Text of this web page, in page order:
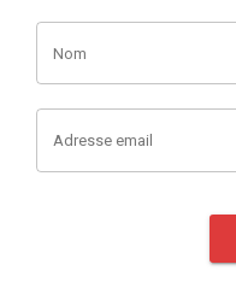
Nom
Adresse email